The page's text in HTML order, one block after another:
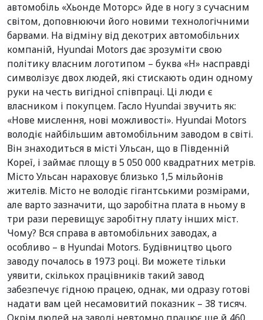
автомобіль «Хьонде Моторс» йде в ногу з сучасним
світом, доповнюючи його новими технологічними
барвами. На відміну від декотрих автомобільних
компаній, Hyundai Motors дає зрозуміти свою
політику власним логотипом – буква «Н» насправді
символізує двох людей, які стискають один одному
руки на честь вигідної співпраці. Ці люди є
власником і покупцем. Гасло Hyundai звучить як:
«Нове мислення, нові можливості». Hyundai Motors
володіє найбільшим автомобільним заводом в світі.
Він знаходиться в місті Ульсан, що в Південній
Кореї, і займає площу в 5 050 000 квадратних метрів.
Місто Ульсан нараховує близько 1,5 мільйонів
жителів. Місто не володіє гігантськими розмірами,
але варто зазначити, що заробітна плата в ньому в
три рази перевищує заробітну плату інших міст.
Чому? Вся справа в автомобільних заводах, а
особливо – в Hyundai Motors. Будівництво цього
заводу почалось в 1973 році. Ви можете тільки
уявити, скількох працівників такий завод
забезпечує гідною працею, однак, ми одразу готові
надати вам цей несамовитий показник – 38 тисяч.